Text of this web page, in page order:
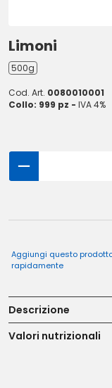
Limoni
500g
Cod. Art. 0080010001
Collo: 999 pz - IVA 4%
Aggiungi questo
rapidamente
Descrizione
Valori nutrizionali